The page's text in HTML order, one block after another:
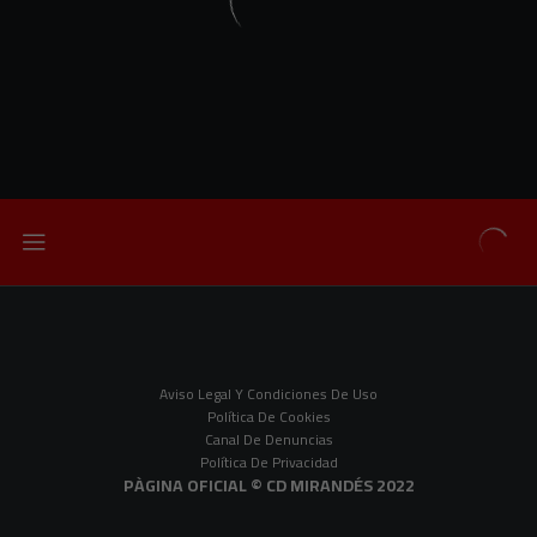
Aviso Legal Y Condiciones De Uso
Política De Cookies
Canal De Denuncias
Política De Privacidad
PÀGINA OFICIAL © CD MIRANDÉS 2022